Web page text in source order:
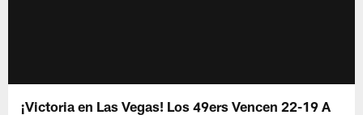
¡Victoria en Las Vegas! Los 49ers Vencen 22-19 A